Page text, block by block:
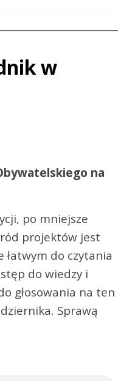
w
na
po mniejsze
projektów jest
łatwym do czytania
do wiedzy i
głosowania na ten
Sprawą